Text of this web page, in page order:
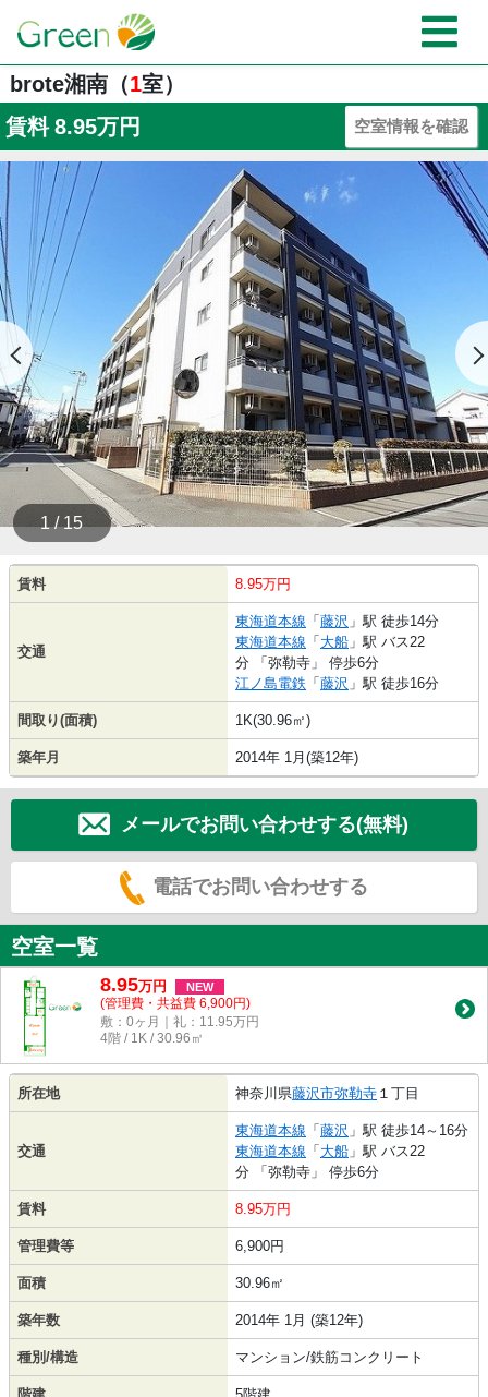
brote湘南（1室）
賃料 8.95万円 空室情報を確認
1 / 15
賃料 8.95万円
交通
東海道本線 「 藤沢 」駅 徒歩14分
東海道本線 「 大船 」駅 バス22
分 「弥勒寺」 停歩6分
江ノ島電鉄 「 藤沢 」駅 徒歩16分
間取り(面積) 1K(30.96㎡)
築年月 2014年 1月(築12年)
メールでお問い合わせする(無料)
電話でお問い合わせする
空室一覧
8.95万円 NEW
(管理費・共益費 6,900円)
敷：0ヶ月｜礼：11.95万円
4階 / 1K / 30.96㎡
所在地 神奈川県藤沢市弥勒寺 １丁目
交通
東海道本線 「 藤沢 」駅 徒歩14～16分
東海道本線 「 大船 」駅 バス22
分 「弥勒寺」 停歩6分
賃料 8.95万円
管理費等 6,900円
面積 30.96㎡
築年数 2014年 1月 (築12年)
種別/構造 マンション/鉄筋コンクリート